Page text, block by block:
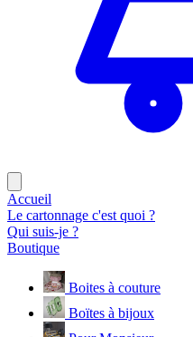
Accueil
Le cartonnage c'est quoi ?
Qui suis-je ?
Boutique
Boites à couture
Boïtes à bijoux